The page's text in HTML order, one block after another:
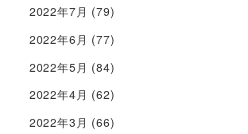
2022年7月 (79)
2022年6月 (77)
2022年5月 (84)
2022年4月 (62)
2022年3月 (66)